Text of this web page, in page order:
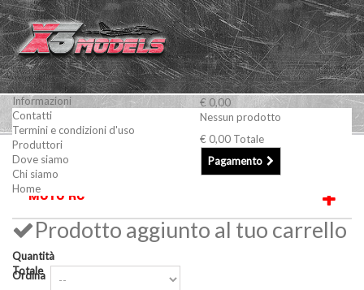
Informazioni
Contatti
Termini e condizioni d'uso
Produttori
Dove siamo
Chi siamo
Home
€ 0,00
Nessun prodotto
€ 0,00 Totale
Pagamento
Prodotto aggiunto al tuo carrello
Quantità
Totale
MOTO RC
Ordina